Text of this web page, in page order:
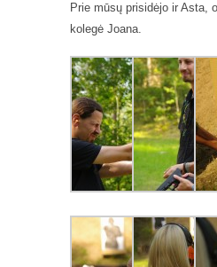
Prie mūsų prisidėjo ir Asta,
kolegė Joana.